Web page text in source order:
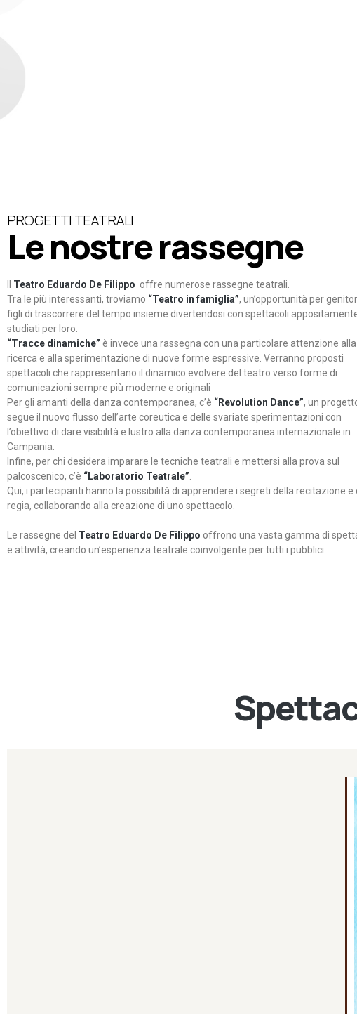
PROGETTI TEATRALI
Le nostre rassegne
Teatro Eduardo De Filippo offre numerose rassegne teatrali.
Tra le più interessanti, troviamo “Teatro in famiglia”, un’opportunità per
figli di trascorrere del tempo insieme divertendosi con spettacoli
studiati per loro.
“Tracce dinamiche” è invece una rassegna con una particolare attenzione alla
ricerca e alla sperimentazione di nuove forme espressive. Verranno proposti
spettacoli che rappresentano il dinamico evolvere del teatro verso forme di
comunicazioni sempre più moderne e originali
Per gli amanti della danza contemporanea, c’è “Revolution Dance”, un
segue il nuovo flusso dell’arte coreutica e delle svariate sperimentazioni con
l’obiettivo di dare visibilità e lustro alla danza contemporanea internazionale in
Campania.
Infine, per chi desidera imparare le tecniche teatrali e mettersi alla prova sul
palcoscenico, c’è “Laboratorio Teatrale”
Qui, i partecipanti hanno la possibilità di apprendere i segreti della recitazione e
regia, collaborando alla creazione di uno spettacolo.
Le rassegne del Teatro Eduardo De Filippo offrono una vasta gamma di
e attività, creando un’esperienza teatrale coinvolgente per tutti i pubblici.